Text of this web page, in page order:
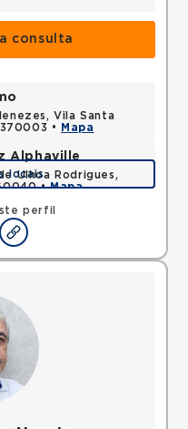
consulta
perfil
Vila Santa
•
Mapa
Alphaville
Ulhoa Rodrigues,
•Mapa
locais